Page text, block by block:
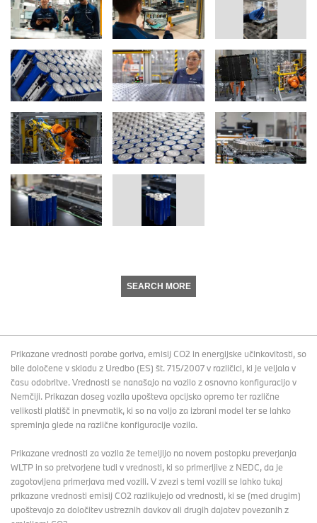
SEARCH MORE
Prikazane vrednosti porabe goriva, emisij CO2 in energijske učinkovitosti, so
bile določene v skladu z Uredbo (ES) št. 715/2007 v različici, ki je veljala v
času odobritve. Vrednosti se nanašajo na vozilo z osnovno konfiguracijo v
Nemčiji. Prikazan doseg vozila upošteva opcijsko opremo ter različne
velikosti platišč in pnevmatik, ki so na voljo za izbrani model ter se lahko
spreminja glede na različne konfiguracije vozila.
Prikazane vrednosti za vozila že temeljijo na novem postopku preverjanja
WLTP in so pretvorjene tudi v vrednosti, ki so primerljive z NEDC, da je
zagotovljena primerjava med vozili. V zvezi s temi vozili se lahko tukaj
prikazane vrednosti emisij CO2 razlikujejo od vrednosti, ki se (med drugim)
upoštevajo za določitev ustreznih davkov ali drugih dajatev povezanih z